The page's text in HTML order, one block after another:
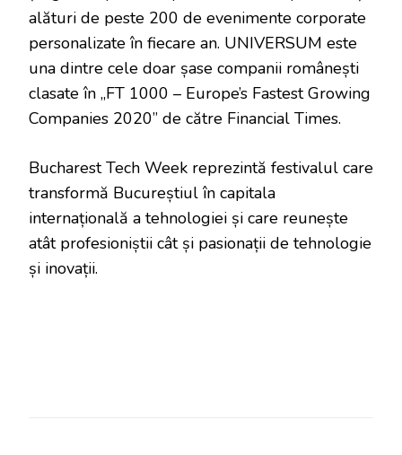
alături de peste 200 de evenimente corporate
personalizate în fiecare an. UNIVERSUM este
una dintre cele doar șase companii românești
clasate în „FT 1000 – Europe’s Fastest Growing
Companies 2020” de către Financial Times.
Bucharest Tech Week reprezintă festivalul care
transformă Bucureștiul în capitala
internațională a tehnologiei și care reunește
atât profesioniștii cât și pasionații de tehnologie
și inovații.